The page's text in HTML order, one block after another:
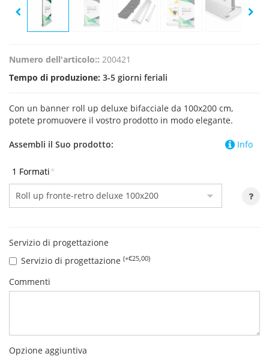
Numero dell'articolo:: 200421
Tempo di produzione: 3-5 giorni feriali
Con un banner roll up deluxe bifacciale da 100x200 cm,
potete promuovere il vostro prodotto in modo elegante.
Info
Assembli il Suo prodotto:
1 Formati*
Servizio di progettazione
Servizio di progettazione (+€25,00)
Commenti
Opzione aggiuntiva